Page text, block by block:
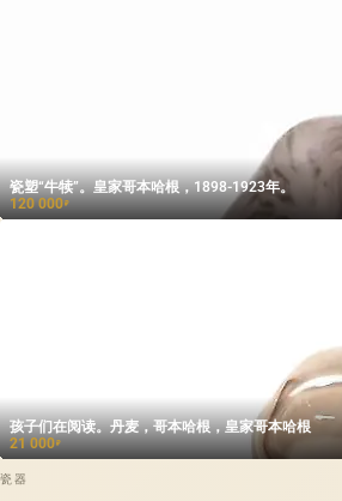
瓷塑“牛犊”。皇家哥本哈根，1898-1923年。
120 000₽
孩子们在阅读。丹麦，哥本哈根，皇家哥本哈根
21 000₽
瓷器